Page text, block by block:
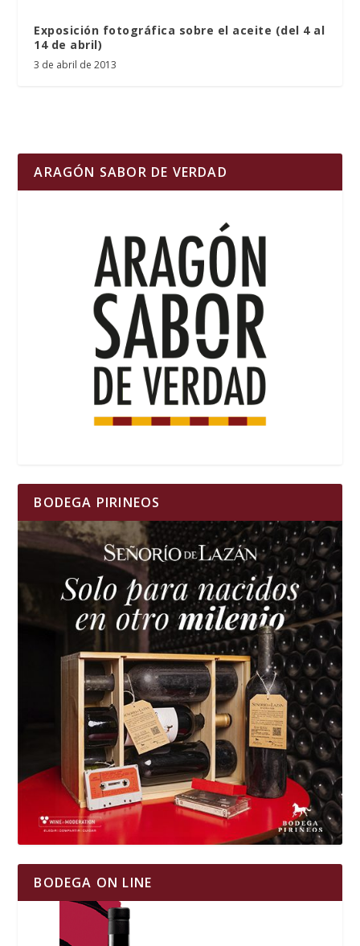
Exposición fotográfica sobre el aceite (del 4 al
14 de abril)
3 de abril de 2013
ARAGÓN SABOR DE VERDAD
BODEGA PIRINEOS
BODEGA ON LINE